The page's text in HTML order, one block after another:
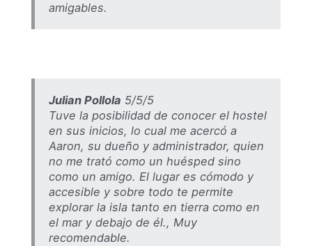
amigables.
Julian Pollola 5/5/5
Tuve la posibilidad de conocer el hostel
en sus inicios, lo cual me acercó a
Aaron, su dueño y administrador, quien
no me trató como un huésped sino
como un amigo. El lugar es cómodo y
accesible y sobre todo te permite
explorar la isla tanto en tierra como en
el mar y debajo de él., Muy
recomendable.